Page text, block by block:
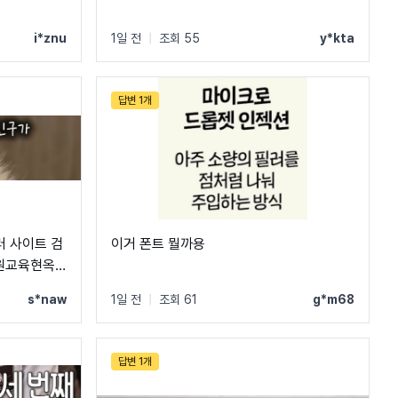
i*znu 1일 전 조회 55 y*kta
사이트 검
교육현옥
s*naw
답변 1개
이거 폰트 뭘까용
1일 전 조회 61 g*m68
답변 1개